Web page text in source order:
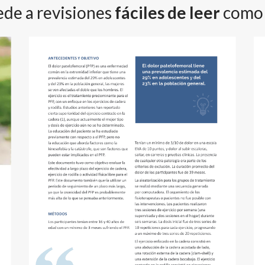
a revisiones fáciles de leer